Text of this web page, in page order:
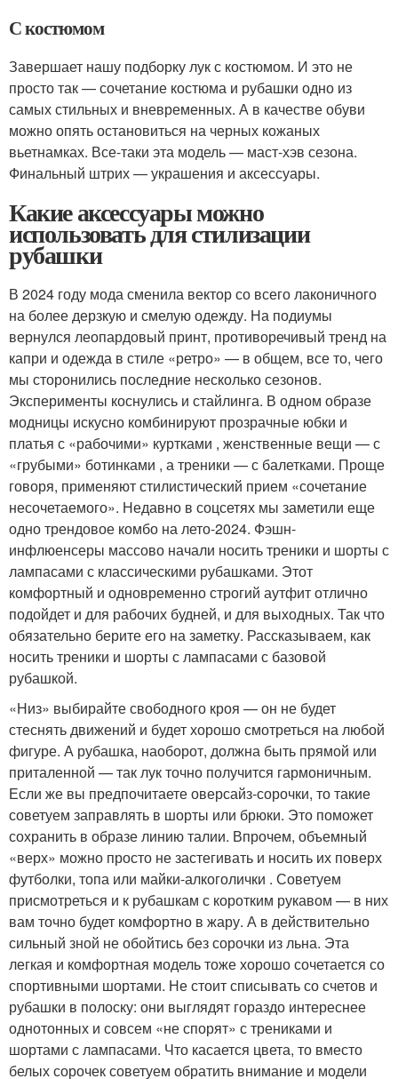
С костюмом
Завершает нашу подборку лук с костюмом. И это не
просто так — сочетание костюма и рубашки одно из
самых стильных и вневременных. А в качестве обуви
можно опять остановиться на черных кожаных
вьетнамках. Все-таки эта модель — маст-хэв сезона.
Финальный штрих — украшения и аксессуары.
Какие аксессуары можно
использовать для стилизации
рубашки
В 2024 году мода сменила вектор со всего лаконичного
на более дерзкую и смелую одежду. На подиумы
вернулся леопардовый принт, противоречивый тренд на
капри и одежда в стиле «ретро» — в общем, все то, чего
мы сторонились последние несколько сезонов.
Эксперименты коснулись и стайлинга. В одном образе
модницы искусно комбинируют прозрачные юбки и
платья с «рабочими» куртками , женственные вещи — с
«грубыми» ботинками , а треники — с балетками. Проще
говоря, применяют стилистический прием «сочетание
несочетаемого». Недавно в соцсетях мы заметили еще
одно трендовое комбо на лето-2024. Фэшн-
инфлюенсеры массово начали носить треники и шорты с
лампасами с классическими рубашками. Этот
комфортный и одновременно строгий аутфит отлично
подойдет и для рабочих будней, и для выходных. Так что
обязательно берите его на заметку. Рассказываем, как
носить треники и шорты с лампасами с базовой
рубашкой.
«Низ» выбирайте свободного кроя — он не будет
стеснять движений и будет хорошо смотреться на любой
фигуре. А рубашка, наоборот, должна быть прямой или
приталенной — так лук точно получится гармоничным.
Если же вы предпочитаете оверсайз-сорочки, то такие
советуем заправлять в шорты или брюки. Это поможет
сохранить в образе линию талии. Впрочем, объемный
«верх» можно просто не застегивать и носить их поверх
футболки, топа или майки-алкоголички . Советуем
присмотреться и к рубашкам с коротким рукавом — в них
вам точно будет комфортно в жару. А в действительно
сильный зной не обойтись без сорочки из льна. Эта
легкая и комфортная модель тоже хорошо сочетается со
спортивными шортами. Не стоит списывать со счетов и
рубашки в полоску: они выглядят гораздо интереснее
однотонных и совсем «не спорят» с трениками и
шортами с лампасами. Что касается цвета, то вместо
белых сорочек советуем обратить внимание и модели